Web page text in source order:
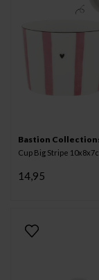
Bastion
Cup Big Stripe
14,95